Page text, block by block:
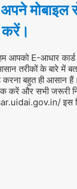
मोबाइल
आपको E-आधार कार्ड
तरीकों के बारे में
करना बहुत ही आसान
करें और सभी जरूरी
इस